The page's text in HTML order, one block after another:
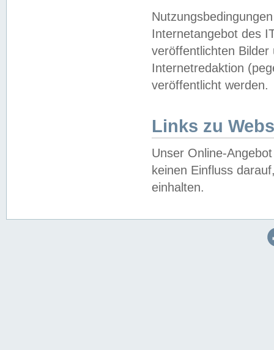
Internetangebot des
veröffentlichten
Internetredaktion
veröffentlicht werden.
Links zu
Unser Online-
keinen Einfluss
einhalten.